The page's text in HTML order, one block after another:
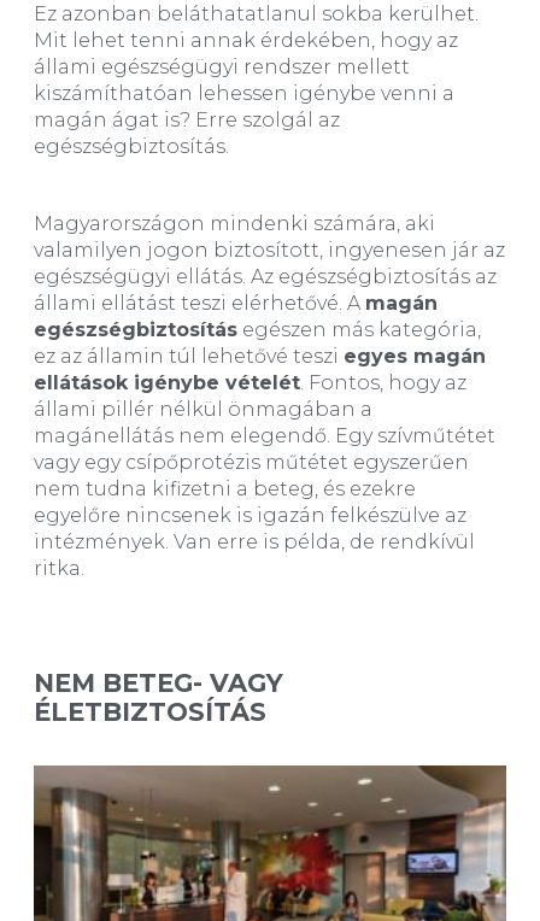
Ez azonban beláthatatlanul sokba kerülhet.
Mit lehet tenni annak érdekében, hogy az
állami egészségügyi rendszer mellett
kiszámíthatóan lehessen igénybe venni a
magán ágat is? Erre szolgál az
egészségbiztosítás.
Magyarországon mindenki számára, aki
valamilyen jogon biztosított, ingyenesen jár az
egészségügyi ellátás. Az egészségbiztosítás az
állami ellátást teszi elérhetővé. A magán
egészségbiztosítás egészen más kategória,
ez az államin túl lehetővé teszi egyes magán
ellátások igénybe vételét. Fontos, hogy az
állami pillér nélkül önmagában a
magánellátás nem elegendő. Egy szívműtétet
vagy egy csípőprotézis műtétet egyszerűen
nem tudna kifizetni a beteg, és ezekre
egyelőre nincsenek is igazán felkészülve az
intézmények. Van erre is példa, de rendkívül
ritka.
NEM BETEG- VAGY
ÉLETBIZTOSÍTÁS